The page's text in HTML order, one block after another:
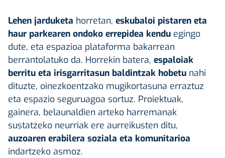
Lehen jarduketa horretan, eskubaloi pistaren eta
haur parkearen ondoko errepidea kendu egingo
dute, eta espazioa plataforma bakarrean
berrantolatuko da. Horrekin batera, espaloiak
berritu eta irisgarritasun baldintzak hobetu nahi
dituzte, oinezkoentzako mugikortasuna erraztuz
eta espazio seguruagoa sortuz. Proiektuak,
gainera, belaunaldien arteko harremanak
sustatzeko neurriak ere aurreikusten ditu,
auzoaren erabilera soziala eta komunitarioa
indartzeko asmoz.